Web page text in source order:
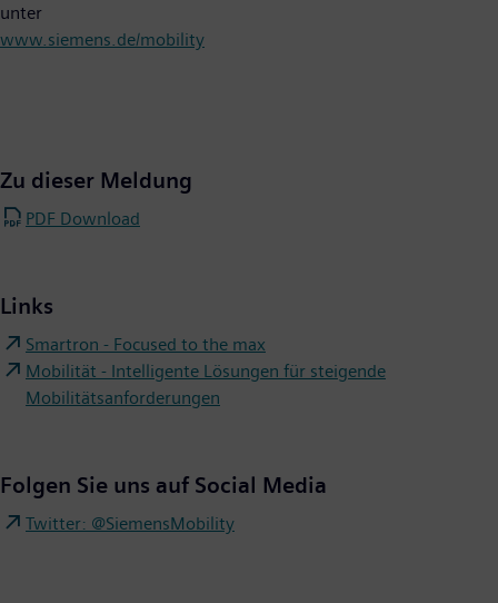
unter
www.siemens.de/mobility
Zu dieser Meldung
PDF Download
Links
Smartron - Focused to the max
Mobilität - Intelligente Lösungen für steigende
Mobilitätsanforderungen
Folgen Sie uns auf Social Media
Twitter: @SiemensMobility